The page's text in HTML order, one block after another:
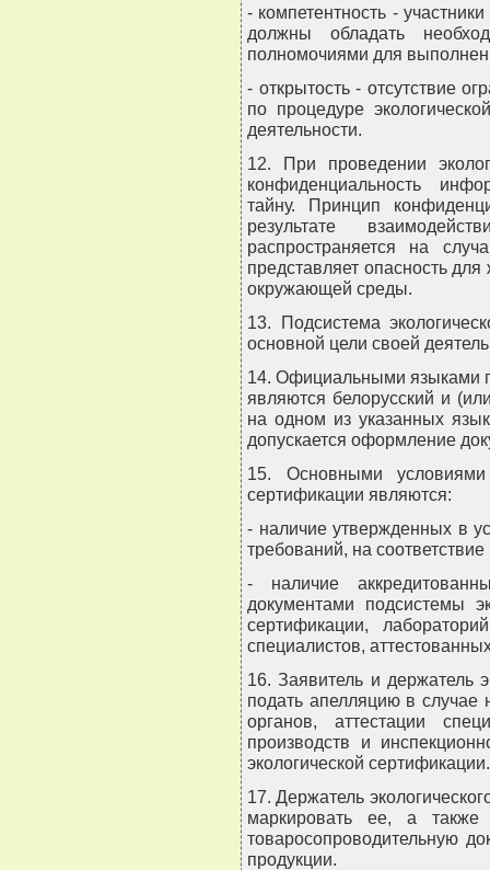
- компетентность -
должны обладать
полномочиями для
- открытость - отсутствие
по процедуре
деятельности.
12. При проведении
конфиденциальность
тайну. Принцип
результате
распространяется на
представляет опасность
окружающей среды.
13. Подсистема
основной цели своей
14. Официальными языками
являются белорусский и
на одном из указанных
допускается оформление
15. Основными условиями
сертификации являются:
- наличие утвержденных в
требований, на
- наличие
документами подсистемы
сертификации,
специалистов,
16. Заявитель и держатель
подать апелляцию в случае
органов, аттестации
производств и
экологической сертификации.
17. Держатель
маркировать ее, а также
товаросопроводительную
продукции.